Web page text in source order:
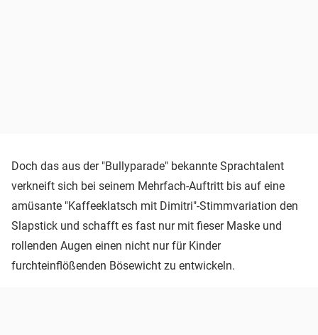
Doch das aus der "Bullyparade" bekannte Sprachtalent
verkneift sich bei seinem Mehrfach-Auftritt bis auf eine
amüsante "Kaffeeklatsch mit Dimitri"-Stimmvariation den
Slapstick und schafft es fast nur mit fieser Maske und
rollenden Augen einen nicht nur für Kinder
furchteinflößenden Bösewicht zu entwickeln.